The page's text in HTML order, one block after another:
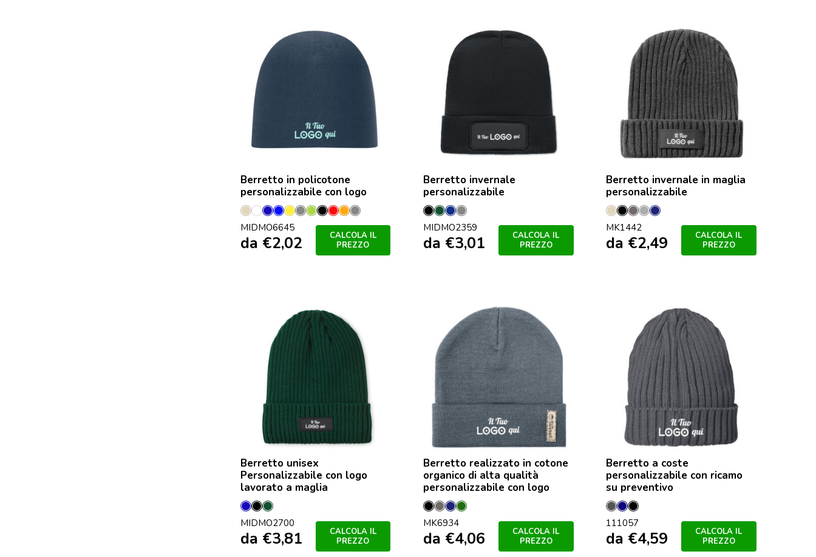
Berretto in policotone
personalizzabile con logo
Beige
Bianco
BluBlu
Royal
Giallo
Grigio
LimeNeroRosso
Arancio
Grigio
Pietra
MIDMO6645
da €2,02
CALCOLA IL
PREZZO
Berretto invernale
personalizzabile
NeroVerde
Scuro
Francese
Navy
Grigio
Pietra
MIDMO2359
da €3,01
CALCOLA IL
PREZZO
Berretto invernale in maglia
personalizzabile
Naturale
Nero
Grey
GreyMarineo
MK1442
da €2,49
CALCOLA IL
PREZZO
Berretto unisex
Personalizzabile con logo
lavorato a maglia
BluNeroVerde
Scuro
MIDMO2700
da €3,81
CALCOLA IL
PREZZO
Berretto realizzato in cotone
organico di alta qualità
personalizzabile con logo
Nero
GreyMarineo
Verde
MK6934
da €4,06
CALCOLA IL
PREZZO
Berretto a coste
personalizzabile con ricamo
su preventivo
Grigio
Tempesta
NavyNero
111057
da €4,59
CALCOLA IL
PREZZO